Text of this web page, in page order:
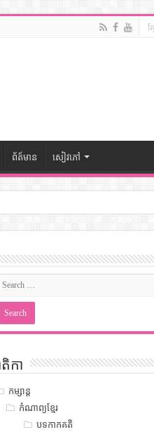
ព័ត៍មាន សៀវភៅ
កា
កម្សាន្ត
កំណាព្យខ្មែរ
បទកាកគតិ